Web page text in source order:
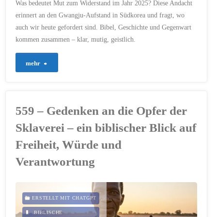
Was bedeutet Mut zum Widerstand im Jahr 2025? Diese Andacht
erinnert an den Gwangju-Aufstand in Südkorea und fragt, wo
auch wir heute gefordert sind. Bibel, Geschichte und Gegenwart
kommen zusammen – klar, mutig, geistlich.
mehr
Widerstand"
559 – Gedenken an die Opfer der
Sklaverei – ein biblischer Blick auf
Freiheit, Würde und
Verantwortung
ERSTELLT MIT CHATGPT
BIBLISCHE